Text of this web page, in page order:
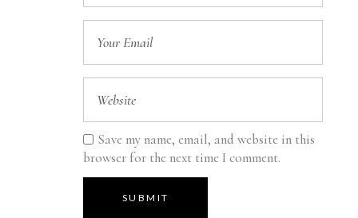
Save my name, email, and website in this
browser for the next time I comment.
SUBMIT